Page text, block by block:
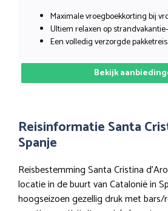
Maximale vroegboekkorting bij
Ultiem relaxen op
Een volledig verzorgde
Bekijk
Reisinformatie Santa
Spanje
Reisbestemming Santa Cristina
locatie in de buurt van Catalonië in
hoogseizoen gezellig druk met